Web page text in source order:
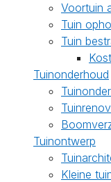
Voortuin
Tuin
Tuin
Tuinonderhoud
Tuinontwerp
Kleine